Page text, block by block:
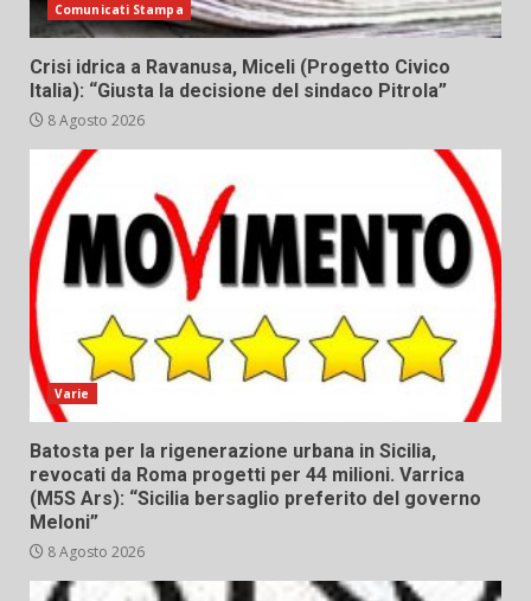
Comunicati Stampa
Crisi idrica a Ravanusa, Miceli (Progetto Civico
Italia): “Giusta la decisione del sindaco Pitrola”
8 Agosto 2026
Varie
Batosta per la rigenerazione urbana in Sicilia,
revocati da Roma progetti per 44 milioni. Varrica
(M5S Ars): “Sicilia bersaglio preferito del governo
Meloni”
8 Agosto 2026